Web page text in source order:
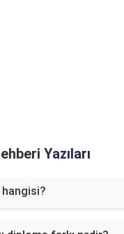
Yazıları
hangisi?